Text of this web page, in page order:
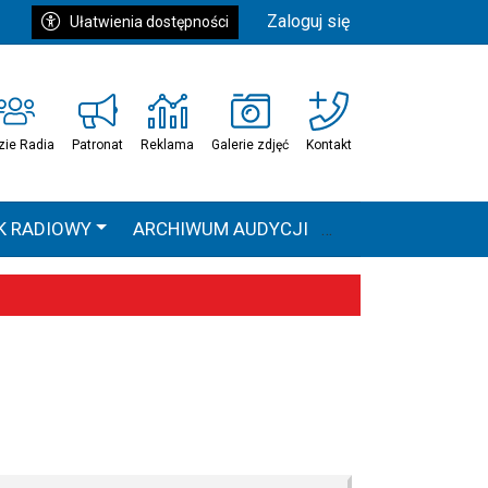
Ułatwienia dostępności Zaloguj się
Radia Patronat Reklama Galerie zdjęć Kontakt
RADIOWY ARCHIWUM AUDYCJI
HEAVEN TOUR